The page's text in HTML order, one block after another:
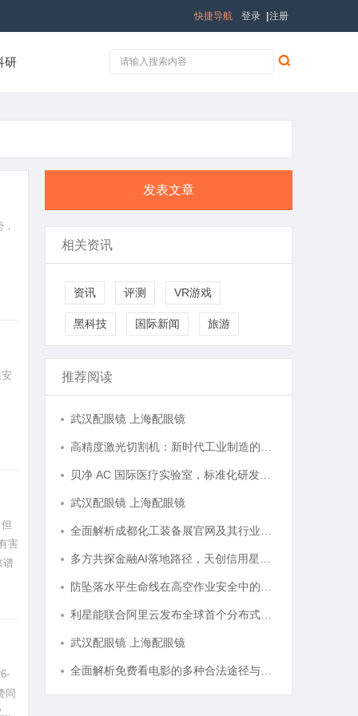
登录 注册
快捷导航
研
害
谱
同
发表文章
相关资讯
资讯 评测 VR游戏
黑科技 国际新闻 旅游
推荐阅读
武汉配眼镜 上海配眼镜
武汉配眼镜 上海配眼镜
武汉配眼镜 上海配眼镜